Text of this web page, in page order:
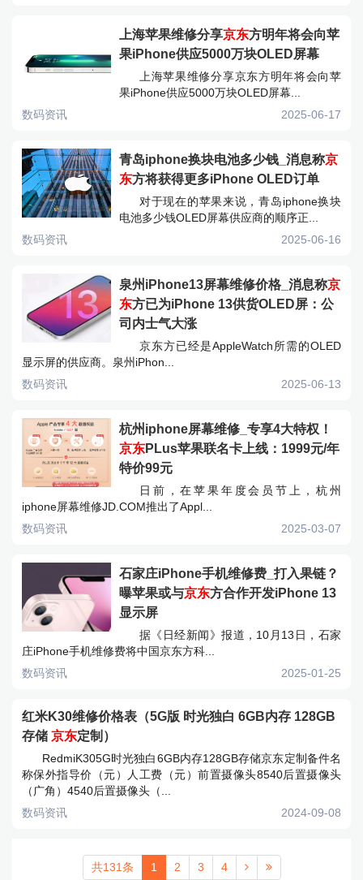
上海苹果维修分享京东方明年将会向苹
果iPhone供应5000万块OLED屏幕
上海苹果维修分享京东方明年将会向苹
果iPhone供应5000万块OLED屏幕...
数码资讯
2025-06-17
青岛iphone换块电池多少钱_消息称京
东方将获得更多iPhone OLED订单
对于现在的苹果来说，青岛iphone换块
电池多少钱OLED屏幕供应商的顺序正...
数码资讯
2025-06-16
泉州iPhone13屏幕维修价格_消息称京
东方已为iPhone 13供货OLED屏：公
司内士气大涨
京东方已经是AppleWatch所需的OLED
显示屏的供应商。泉州iPhon...
数码资讯
2025-06-13
杭州iphone屏幕维修_专享4大特权！
京东PLus苹果联名卡上线：1999元/年
特价99元
日前，在苹果年度会员节上，杭州
iphone屏幕维修JD.COM推出了Appl...
数码资讯
2025-03-07
石家庄iPhone手机维修费_打入果链？
曝苹果或与京东方合作开发iPhone 13
显示屏
据《日经新闻》报道，10月13日，石家
庄iPhone手机维修费将中国京东方科...
数码资讯
2025-01-25
红米K30维修价格表（5G版 时光独白 6GB内存 128GB
存储 京东定制）
RedmiK305G时光独白6GB内存128GB存储京东定制备件名
称保外指导价（元）人工费（元）前置摄像头8540后置摄像头
（广角）4540后置摄像头（...
数码资讯
2024-09-08
共131条 1 2 3 4